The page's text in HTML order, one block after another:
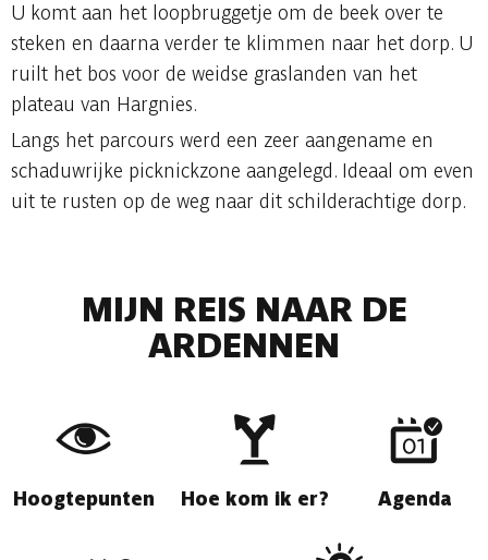
U komt aan het loopbruggetje om de beek over te
steken en daarna verder te klimmen naar het dorp. U
ruilt het bos voor de weidse graslanden van het
plateau van Hargnies.
Langs het parcours werd een zeer aangename en
schaduwrijke picknickzone aangelegd. Ideaal om even
uit te rusten op de weg naar dit schilderachtige dorp.
MIJN REIS NAAR DE
ARDENNEN
Hoogtepunten Hoe kom ik er? Agenda